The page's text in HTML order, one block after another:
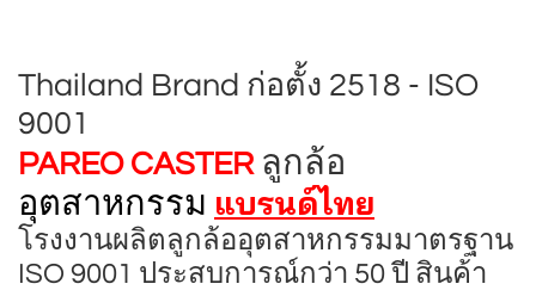
Thailand Brand ก่อตั้ง 2518 - ISO
9001
PAREO CASTER ลูกล้อ
อุตสาหกรรม แบรนด์ไทย
โรงงานผลิตลูกล้ออุตสาหกรรมมาตรฐาน
ISO 9001 ประสบการณ์กว่า 50 ปี สินค้า